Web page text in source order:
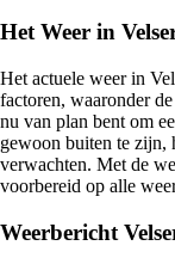
Het Weer in
Het actuele weer in
factoren, waaronder
nu van plan bent om
gewoon buiten te zijn,
verwachten. Met de
voorbereid op alle
Weerbericht